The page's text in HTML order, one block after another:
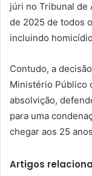
júri no Tribunal de
de 2025 de todos
incluindo
Contudo, a
Ministério Público
absolvição,
para uma
chegar aos 25
Artigos